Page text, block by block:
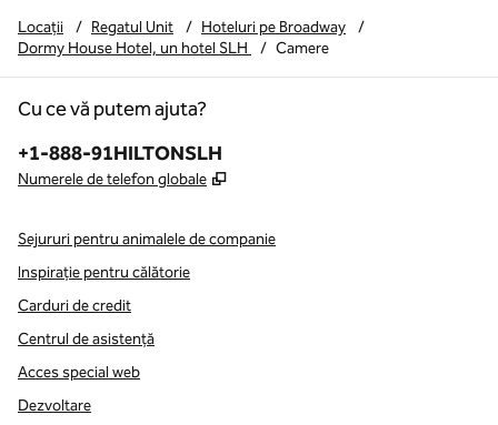
Locații / Regatul Unit / Hoteluri pe Broadway
/
Dormy House Hotel, un hotel SLH
/ Camere
Cu ce vă putem ajuta?
Telefon:
+1-888-91HILTONSLH
Numerele de telefon globale ,
Sejururi pentru animalele de companie
Inspirație pentru călătorie
Carduri de credit
Centrul de asistență
Acces special web
Dezvoltare